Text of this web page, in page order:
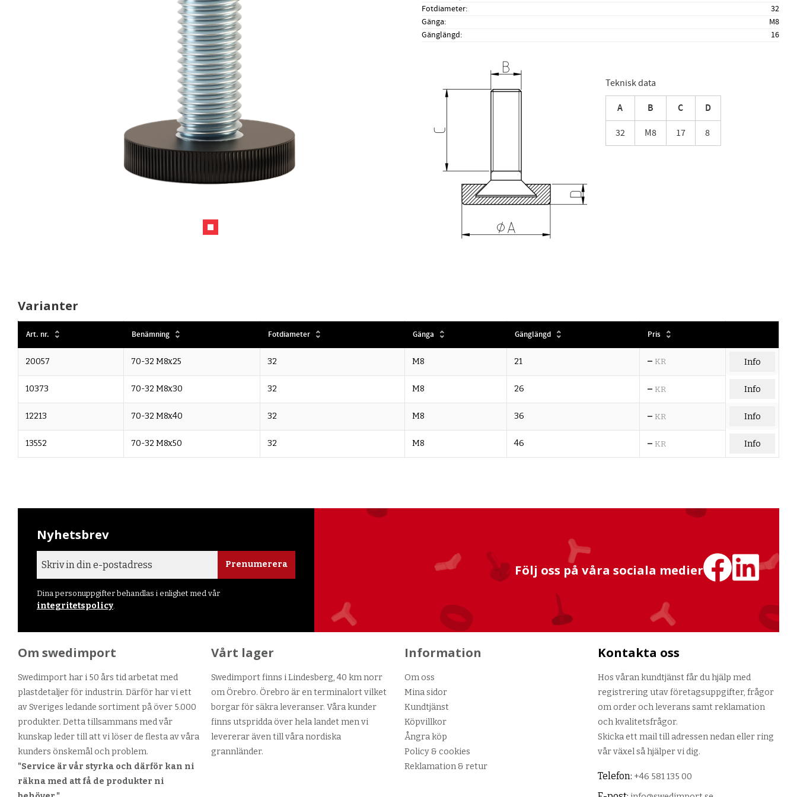
Fotdiameter
32
Gänga
M8
Gänglängd
16
Teknisk data
A B C D
32 M8 17 8
Varianter
Art. nr. Benämning Fotdiameter Gänga Gänglängd Pris
20057 70-32 M8x25 32 M8 21 – KR Info
10373 70-32 M8x30 32 M8 26 – KR Info
12213 70-32 M8x40 32 M8 36 – KR Info
13552 70-32 M8x50 32 M8 46 – KR Info
Nyhetsbrev
Prenumerera
Dina personuppgifter behandlas i enlighet med vår
integritetspolicy
Följ oss på våra sociala medier
Om swedimport
Swedimport har i 50 års tid arbetat med
plastdetaljer för industrin. Därför har vi ett
av Sveriges ledande sortiment på över 5.000
produkter. Detta tillsammans med vår
kunskap leder till att vi löser de flesta av våra
kunders önskemål och problem.
"Service är vår styrka och därför kan ni
räkna med att få de produkter ni
Vårt lager
Swedimport finns i Lindesberg, 40 km norr
om Örebro. Örebro är en terminalort vilket
borgar för säkra leveranser. Våra kunder
finns utspridda över hela landet men vi
levererar även till våra nordiska
grannländer.
Information
Om oss
Mina sidor
Kundtjänst
Köpvillkor
Ångra köp
Policy & cookies
Reklamation & retur
Kontakta oss
Hos våran kundtjänst får du hjälp med
registrering utav företagsuppgifter, frågor
om order och leverans samt reklamation
och kvalitetsfrågor.
Skicka ett mail till adressen nedan eller ring
vår växel så hjälper vi dig.
Telefon: +46 581 135 00